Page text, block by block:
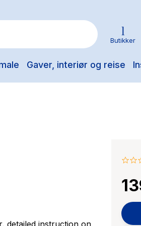
Gaver, interiør og reise
Butikker
0.0
rating
detailed instruction on